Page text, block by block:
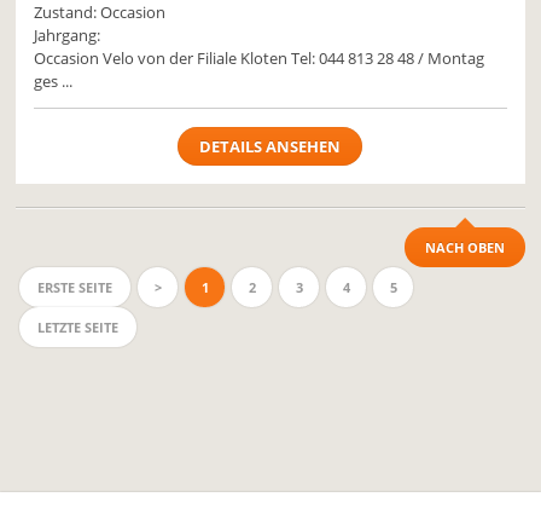
Zustand: Occasion
Jahrgang:
Occasion Velo von der Filiale Kloten Tel: 044 813 28 48 / Montag
ges ...
DETAILS ANSEHEN
NACH OBEN
ERSTE SEITE > 1 2 3 4 5
LETZTE SEITE